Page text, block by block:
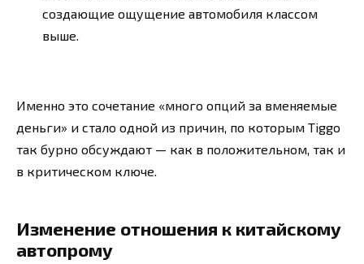
создающие ощущение автомобиля классом
выше.
Именно это сочетание «много опций за вменяемые
деньги» и стало одной из причин, по которым Tiggo
так бурно обсуждают — как в положительном, так и
в критическом ключе.
Изменение отношения к китайскому
автопрому